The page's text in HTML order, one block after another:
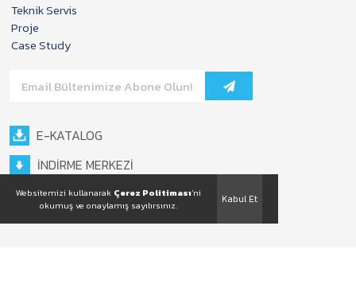
Teknik Servis
Proje
Case Study
E-KATALOG
İNDİRME MERKEZİ
Kabul Et
Websitemizi kullanarak Çerez Politiması'ni
okumuş ve onaylamış sayılırsınız.